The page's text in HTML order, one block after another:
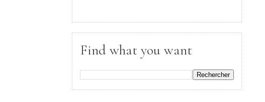
Find what you want